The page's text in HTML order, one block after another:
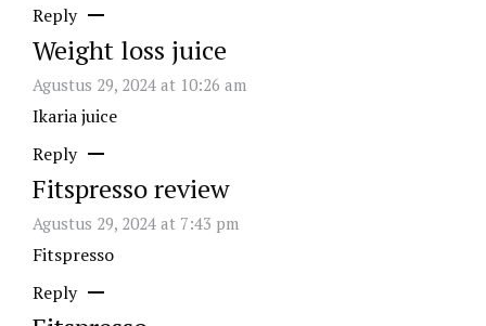
Reply
Weight loss juice
Agustus 29, 2024 at 10:26 am
Ikaria juice
Reply
Fitspresso review
Agustus 29, 2024 at 7:43 pm
Fitspresso
Reply